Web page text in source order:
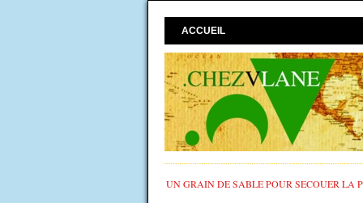
ACCUEIL
UN GRAIN DE SABLE POUR SECOUER LA